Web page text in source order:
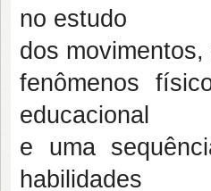
no estudo
dos
fenômenos
educacional
e uma
habilidades